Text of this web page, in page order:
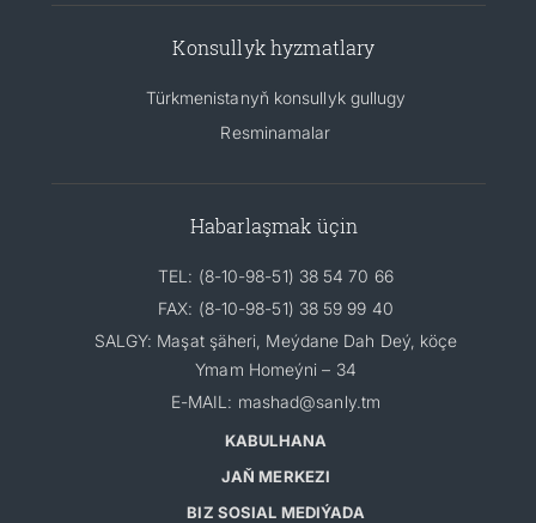
Konsullyk hyzmatlary
Türkmenistanyň konsullyk gullugy
Resminamalar
Habarlaşmak üçin
TEL: (8-10-98-51) 38 54 70 66
FAX: (8-10-98-51) 38 59 99 40
SALGY: Maşat şäheri, Meýdane Dah Deý, köçe
Ymam Homeýni – 34
E-MAIL: mashad@sanly.tm
KABULHANA
JAŇ MERKEZI
BIZ SOSIAL MEDIÝADA